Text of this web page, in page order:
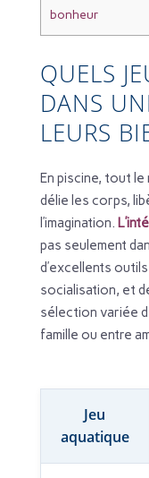
bonheur
QUELS
DANS
LEURS
En piscine, tout le
délie les corps,
l’imagination.
pas seulement
d’excellents
socialisation, et
sélection variée
famille ou entre
Jeu
aquatique